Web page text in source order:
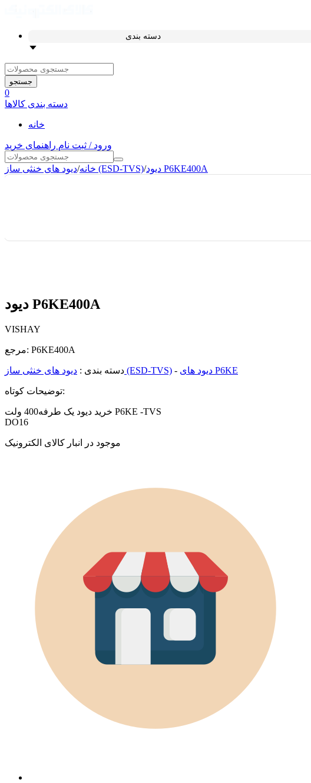
دسته بندی
جستجو
0
دسته بندی کالاها
خانه
ورود / ثبت نام راهنمای خرید
خانه/ دیود های خنثی ساز (ESD-TVS)/ دیود P6KE400A
دیود P6KE400A
VISHAY
مرجع: P6KE400A
دسته بندی : دیود های خنثی ساز (ESD-TVS) - دیود های P6KE
توضیحات کوتاه:
خرید دیود یک طرفه400 ولت P6KE -TVS
DO16
موجود در انبار کالای الکترونیک